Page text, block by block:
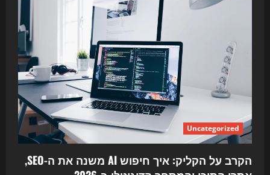
Uncategorized
הקרב על הקליק: איך חיפוש AI משנה את ה-SEO,